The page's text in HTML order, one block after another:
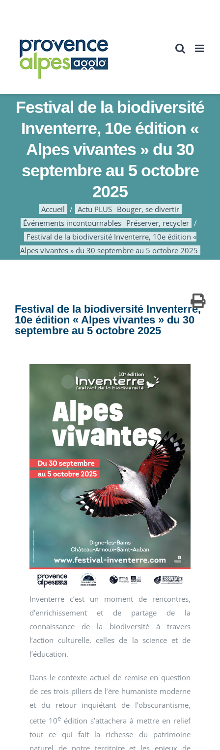
Festival de la biodiversité
Inventerre, 10e édition «
Alpes vivantes » du 30
septembre au 5 octobre
2025
Accueil Actu PLUS Bouger, se divertir
Événements incontournables Préserver, recycler
Festival de la biodiversité Inventerre, 10e édition «
Alpes vivantes » du 30 septembre au 5 octobre 2025
Festival de la biodiversité Inventerre,
10e édition « Alpes vivantes » du 30
septembre au 5 octobre 2025
Inventerre c’est un moment de rencontres,
d’enrichissement et de partage de la
connaissance de la biodiversité à travers
l’action culturelle, celles de la science et de
l’éducation.
Dans le contexte actuel de remise en question
de ces trois piliers de l’ère humaniste moderne
et du retour inquiétant de l’obscurantisme,
cette 10e édition s’attachera à mettre en relief
tout ce qui fait la richesse du patrimoine